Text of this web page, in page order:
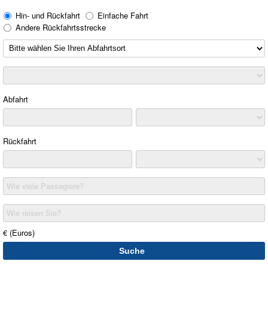
Hin- und Rückfahrt
Einfache Fahrt
Andere Rückfahrtsstrecke
Abfahrt
Rückfahrt
Wie viele Passagiere?
Wie reisen Sie?
€ (Euros)
Suche